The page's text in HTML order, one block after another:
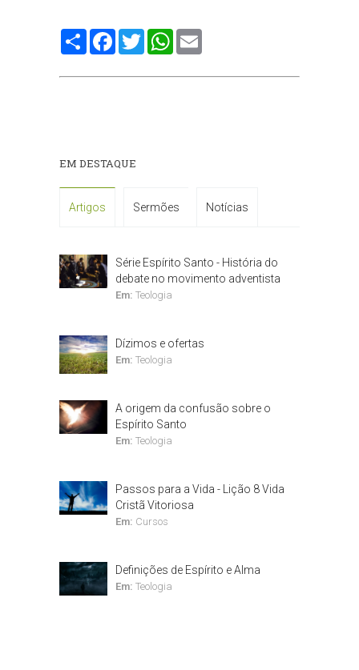
Compartilhe
Facebook
TwitterWhatsApp
EM DESTAQUE
Artigos Sermões Notícias
Série Espírito Santo - História do
debate no movimento adventista
Em: Teologia
Dízimos e ofertas
Em: Teologia
A origem da confusão sobre o
Espírito Santo
Em: Teologia
Passos para a Vida - Lição 8 Vida
Cristã Vitoriosa
Em: Cursos
Definições de Espírito e Alma
Em: Teologia